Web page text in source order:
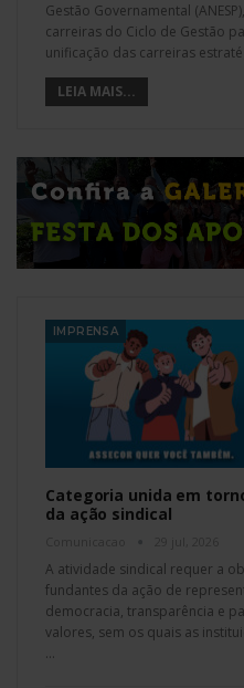
Gestão Governamental
carreiras do Ciclo de Gestão
unificação das carreiras
LEIA MAIS...
IMPRENSA
Categoria unida em
da ação sindical
A atividade sindical requer a
fundantes da ação de
democracia, transparência e
valores, sem os quais as
…